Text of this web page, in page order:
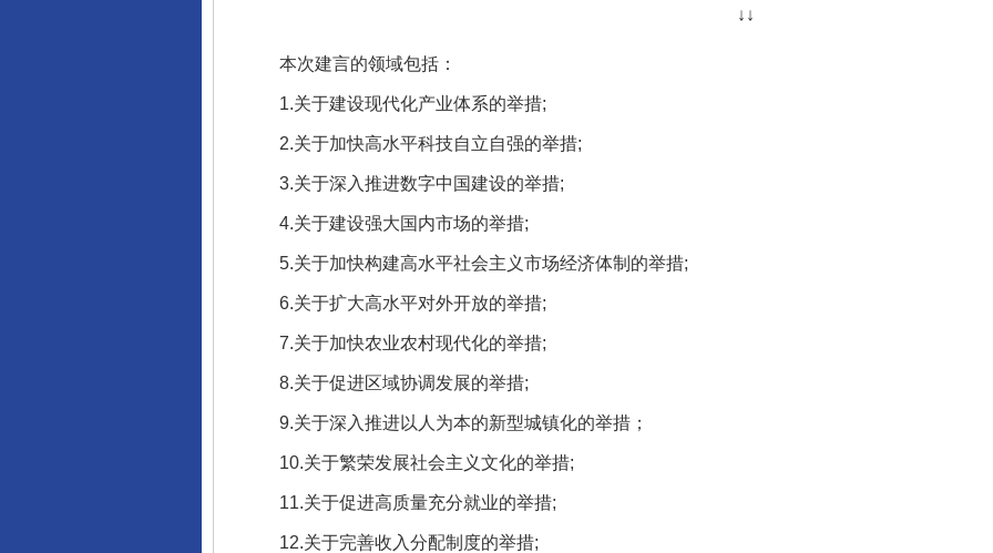
↓↓
本次建言的领域包括：
1.关于建设现代化产业体系的举措;
2.关于加快高水平科技自立自强的举措;
3.关于深入推进数字中国建设的举措;
4.关于建设强大国内市场的举措;
5.关于加快构建高水平社会主义市场经济体制的举措;
6.关于扩大高水平对外开放的举措;
7.关于加快农业农村现代化的举措;
8.关于促进区域协调发展的举措;
9.关于深入推进以人为本的新型城镇化的举措；
10.关于繁荣发展社会主义文化的举措;
11.关于促进高质量充分就业的举措;
12.关于完善收入分配制度的举措;
东山县通报“牛蛙产品抗生素超标问题”
千年窑火 生生不息